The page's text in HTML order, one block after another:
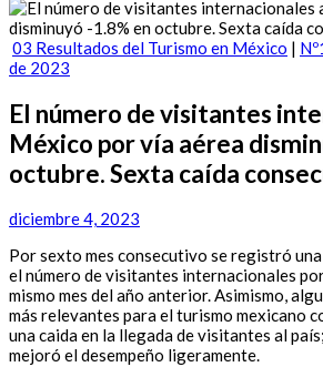
03 Resultados del Turismo en México |
de 2023
El número de visitantes
México por vía aérea
octubre. Sexta caída
diciembre 4, 2023
Por sexto mes consecutivo se registró una
el número de visitantes internacionales
mismo mes del año anterior. Asimismo,
más relevantes para el turismo mexicano
una caida en la llegada de visitantes al
mejoró el desempeño ligeramente.